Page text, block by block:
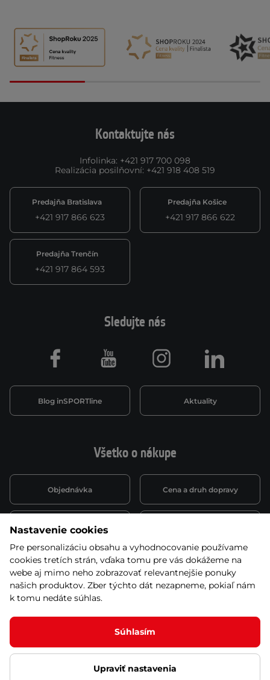
Kontaktujte nás
Infolinka: +421 917 700 098
Realizácia posilňovní: +421 918 408 519
Predajňa Bratislava
+421 917 866 623
Predajňa Košice
+421 917 866 622
Predajňa Trenčín
+421 917 864 593
Všetko o nákupe
Objednávka Cena a druh dopravy
Spôsob platby
Montáž a servis Reklamácie a záruka
Kariéra
Sledujte nás
Blog inSPORTline Aktuality
Facebook Youtube Instagram LinkedIn
© 2026 Stores inSPORTline SK, s.r.o. Všetky práva vyhradené
Nastavenie cookies
Pre personalizáciu obsahu a vyhodnocovanie používame
cookies tretích strán, vďaka tomu pre vás dokážeme na
webe aj mimo neho zobrazovať relevantnejšie ponuky
našich produktov. Zber týchto dát nezapneme, pokiaľ nám
k tomu nedáte súhlas.
Súhlasím
Upraviť nastavenia